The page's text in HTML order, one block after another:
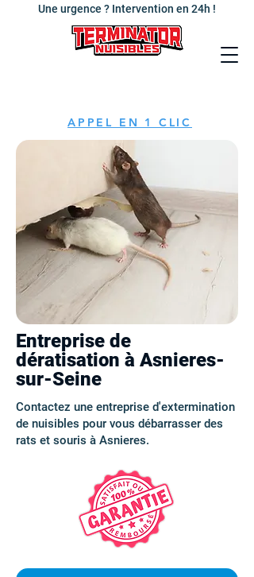
Une urgence ? Intervention en 24h !
APPEL EN 1 CLIC
Entreprise de
dératisation à Asnieres-
sur-Seine
Contactez une entreprise d'extermination
de nuisibles pour vous débarrasser des
rats et souris à Asnieres.